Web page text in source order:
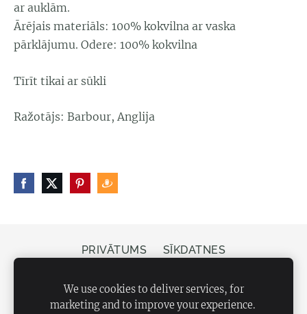
ar auklām.
Ārējais materiāls: 100% kokvilna ar vaska
pārklājumu. Odere: 100% kokvilna
Tīrīt tikai ar sūkli
Ražotājs: Barbour, Anglija
PRIVĀTUMS SĪKDATNES
Veikals Bergs, Elizabetes iela 20, Rīga, LV-1050
We use cookies to deliver services, for
marketing and to improve your experience.